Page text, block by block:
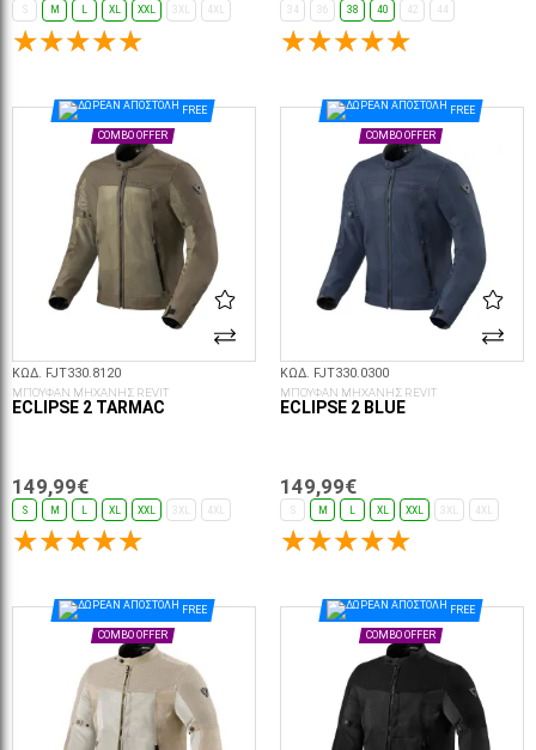
S M L XL XXL 3XL 4XL 34 36 38 40 42 44
FREE
COMBO OFFER
ΚΩΔ. FJT330.8120
ΜΠΟΥΦΑΝ ΜΗΧΑΝΗΣ REVIT
ECLIPSE 2 TARMAC
149,99€
S M XL XXL 3XL 4XL
FREE
COMBO OFFER
ΚΩΔ. FJT330.0300
ΜΠΟΥΦΑΝ ΜΗΧΑΝΗΣ REVIT
ECLIPSE 2 BLUE
149,99€
S M XL XXL 3XL 4XL
FREE
COMBO OFFER
FREE
COMBO OFFER